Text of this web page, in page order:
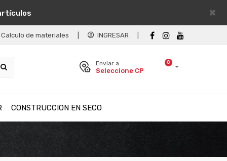
×
Calculo de materiales INGRESAR
0
Enviar a
Seleccione CP
CONSTRUCCION EN SECO